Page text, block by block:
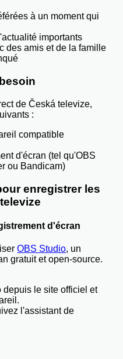
à un moment qui
importants
des amis et de la famille
de Česká televize,
:
compatible
d'écran (tel qu'OBS
ou Bandicam)
enregistrer les
d'écran
OBS Studio, un
gratuit et open-source.
le site officiel et
l'assistant de